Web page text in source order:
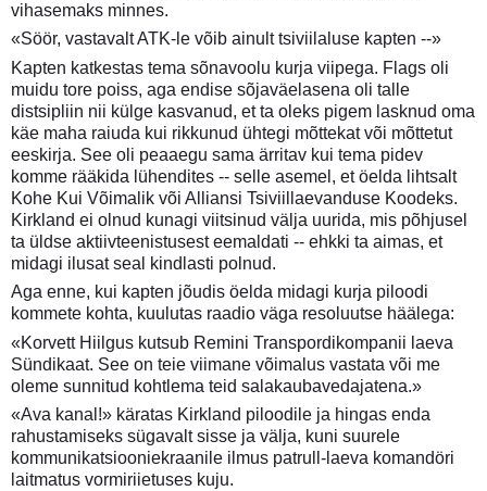
vihasemaks minnes.
«Söör, vastavalt ATK-le võib ainult tsiviilaluse kapten --»
Kapten katkestas tema sõnavoolu kurja viipega. Flags oli
muidu tore poiss, aga endise sõjaväelasena oli talle
distsipliin nii külge kasvanud, et ta oleks pigem lasknud oma
käe maha raiuda kui rikkunud ühtegi mõttekat või mõttetut
eeskirja. See oli peaaegu sama ärritav kui tema pidev
komme rääkida lühendites -- selle asemel, et öelda lihtsalt
Kohe Kui Võimalik või Alliansi Tsiviillaevanduse Koodeks.
Kirkland ei olnud kunagi viitsinud välja uurida, mis põhjusel
ta üldse aktiivteenistusest eemaldati -- ehkki ta aimas, et
midagi ilusat seal kindlasti polnud.
Aga enne, kui kapten jõudis öelda midagi kurja piloodi
kommete kohta, kuulutas raadio väga resoluutse häälega:
«Korvett Hiilgus kutsub Remini Transpordikompanii laeva
Sündikaat. See on teie viimane võimalus vastata või me
oleme sunnitud kohtlema teid salakaubavedajatena.»
«Ava kanal!» käratas Kirkland piloodile ja hingas enda
rahustamiseks sügavalt sisse ja välja, kuni suurele
kommunikatsiooniekraanile ilmus patrull-laeva komandöri
laitmatus vormiriietuses kuju.